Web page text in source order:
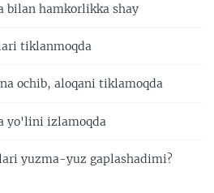
bilan hamkorlikka shay
tiklanmoqda
ochib, aloqani tiklamoqda
yo'lini izlamoqda
yuzma-yuz gaplashadimi?